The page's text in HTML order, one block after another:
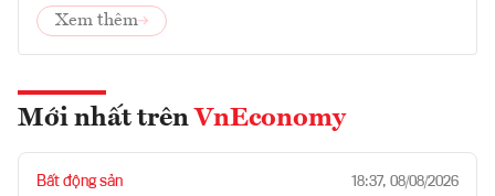
Xem thêm
Mới nhất trên VnEconomy
Bất động sản 18:37, 08/08/2026